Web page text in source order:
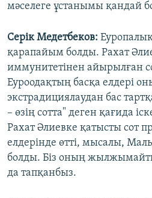
мәселеге ұстанымы қандай
Серік Медетбеков:
қарапайым болды. Рахат
иммунитетінен айырылған
Еуроодақтың басқа елдері
экстрадициялаудан бас
– өзің сотта" деген қағида
Рахат Әлиевке қатысты сот
елдерінде өтті, мысалы,
болды. Біз оның
да тапқанбыз.